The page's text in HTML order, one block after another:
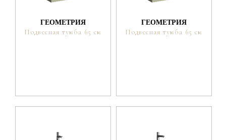
ГЕОМЕТРИЯ
Подвесная тумба 65 см
ГЕОМЕТРИЯ
Подвесная тумба 65 см